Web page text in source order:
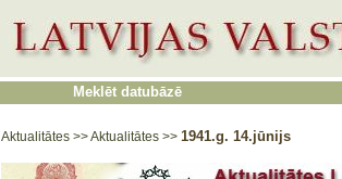
Meklēt datubāzē
Aktualitātes >>Aktualitātes >> 1941.g. 14.jūnijs